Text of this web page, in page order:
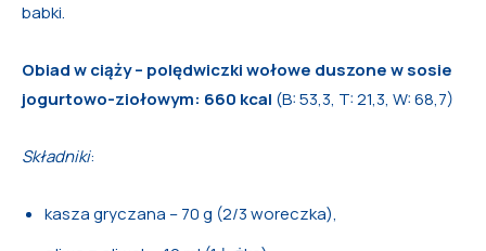
babki.
Obiad w ciąży – polędwiczki wołowe duszone w sosie
jogurtowo-ziołowym: 660 kcal (B: 53,3, T: 21,3, W: 68,7)
Składniki:
kasza gryczana – 70 g (2/3 woreczka),